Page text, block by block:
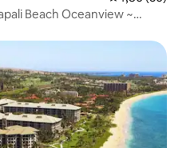
Beach Oceanview ~